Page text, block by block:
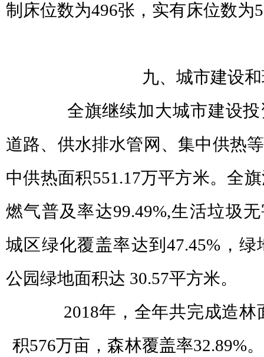
制床位数为496张，实有床位数为
九、城市建设和
全旗继续加大城市建设投
道路、供水排水管网、集中供热
中供热面积551.17万平方米。全
燃气普及率达99.49%,生活垃圾
城区绿化覆盖率达到47.45%，绿
公园绿地面积达 30.57平方米。
2018年，全年共完成造林面
积576万亩，森林覆盖率32.89%